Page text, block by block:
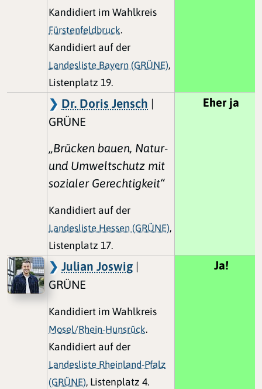
Kandidiert im Wahlkreis
Fürstenfeldbruck.
Kandidiert auf der
Landesliste Bayern (GRÜNE),
Listenplatz 19.
Dr. Doris Jensch |
GRÜNE
„Brücken bauen, Natur-
und Umweltschutz mit
sozialer Gerechtigkeit“
Kandidiert auf der
Landesliste Hessen (GRÜNE),
Listenplatz 17.
Eher ja
Julian Joswig |
GRÜNE
Kandidiert im Wahlkreis
Mosel/Rhein-Hunsrück.
Kandidiert auf der
Landesliste Rheinland-Pfalz
(GRÜNE), Listenplatz 4.
Ja!